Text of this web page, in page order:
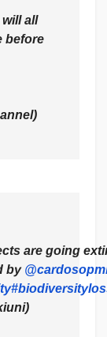
will all
before
are going
by